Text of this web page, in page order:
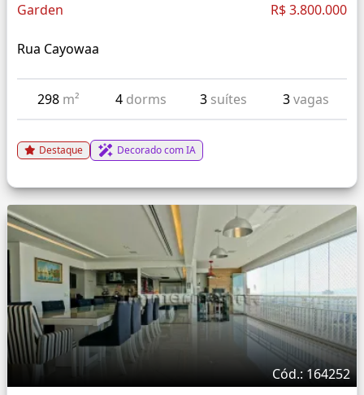
Garden R$ 3.800.000
Rua Cayowaa
298 m² 4 dorms 3 suítes 3vagas
Destaque Decorado com IA
Cód.: 164252